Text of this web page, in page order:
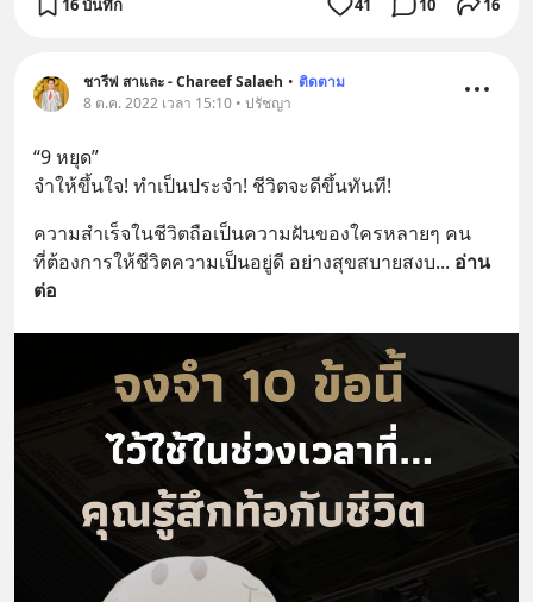
16 บันทึก 41 10 16
ชารีฟ สาและ - Chareef Salaeh • ติดตาม
8 ต.ค. 2022 เวลา 15:10 • ปรัชญา
“9 หยุด”
จำให้ขึ้นใจ! ทำเป็นประจำ! ชีวิตจะดีขึ้นทันที!
ความสำเร็จในชีวิตถือเป็นความฝันของใครหลายๆ คน
ที่ต้องการให้ชีวิตความเป็นอยู่ดี อย่างสุขสบายสงบ... อ่าน
ต่อ